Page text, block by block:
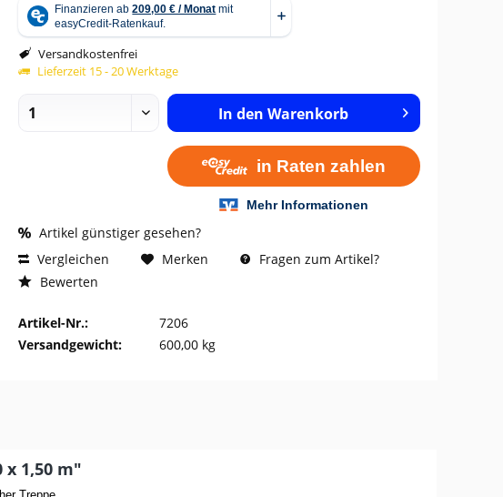
Versandkostenfrei
Lieferzeit 15 - 20 Werktage
In den Warenkorb
Artikel günstiger gesehen?
Vergleichen
Merken
Fragen zum Artikel?
Bewerten
Artikel-Nr.:
7206
Versandgewicht:
600,00 kg
x 1,50 m"